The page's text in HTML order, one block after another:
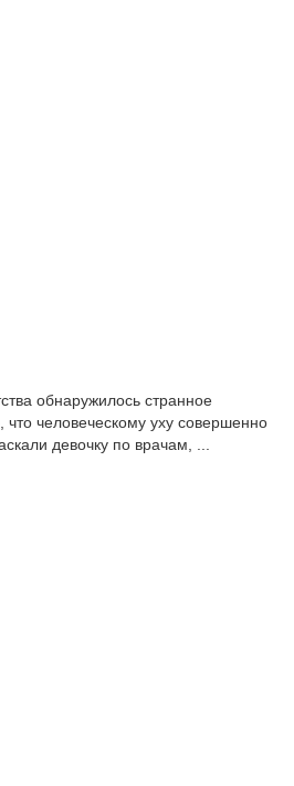
обнаружилось странное
человеческому уху совершенно
девочку по врачам, ...